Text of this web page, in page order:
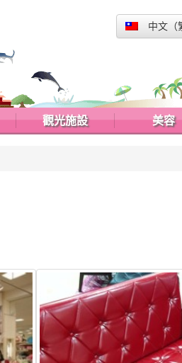
中文（
觀光施設 美容